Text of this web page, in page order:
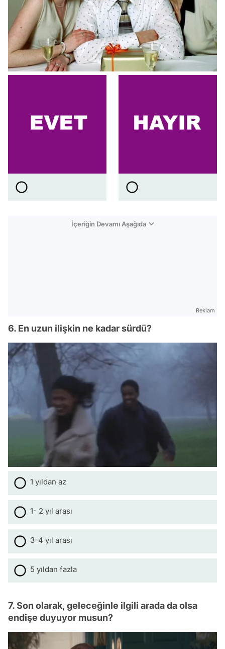
İçeriğin Devamı Aşağıda
Reklam
6. En uzun ilişkin ne kadar sürdü?
1 yıldan az
1- 2 yıl arası
3-4 yıl arası
5 yıldan fazla
7. Son olarak, geleceğinle ilgili arada da olsa
endişe duyuyor musun?